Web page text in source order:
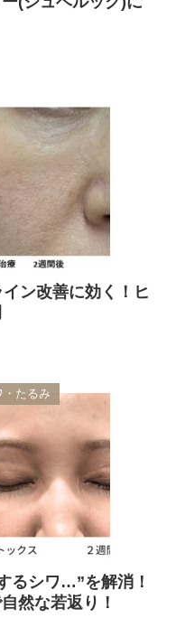
ン改善に効く！ヒ
たるみ
るシワ…”を解消！
然な若返り！